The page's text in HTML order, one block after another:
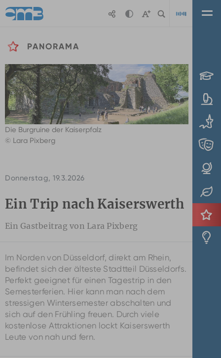
PANORAMA
Die Burgruine der Kaiserpfalz
© Lara Pixberg
Donnerstag, 19.3.2026
Ein Trip nach Kaiserswerth
Ein Gastbeitrag von Lara Pixberg
Im Norden von Düsseldorf, direkt am Rhein,
befindet sich der älteste Stadtteil Düsseldorfs.
Perfekt geeignet für einen Tagestrip in den
Semesterferien. Hier kann man nach dem
stressigen Wintersemester abschalten und
sich auf den Frühling freuen. Durch viele
kostenlose Attraktionen lockt Kaiserswerth
Leute von nah und fern.